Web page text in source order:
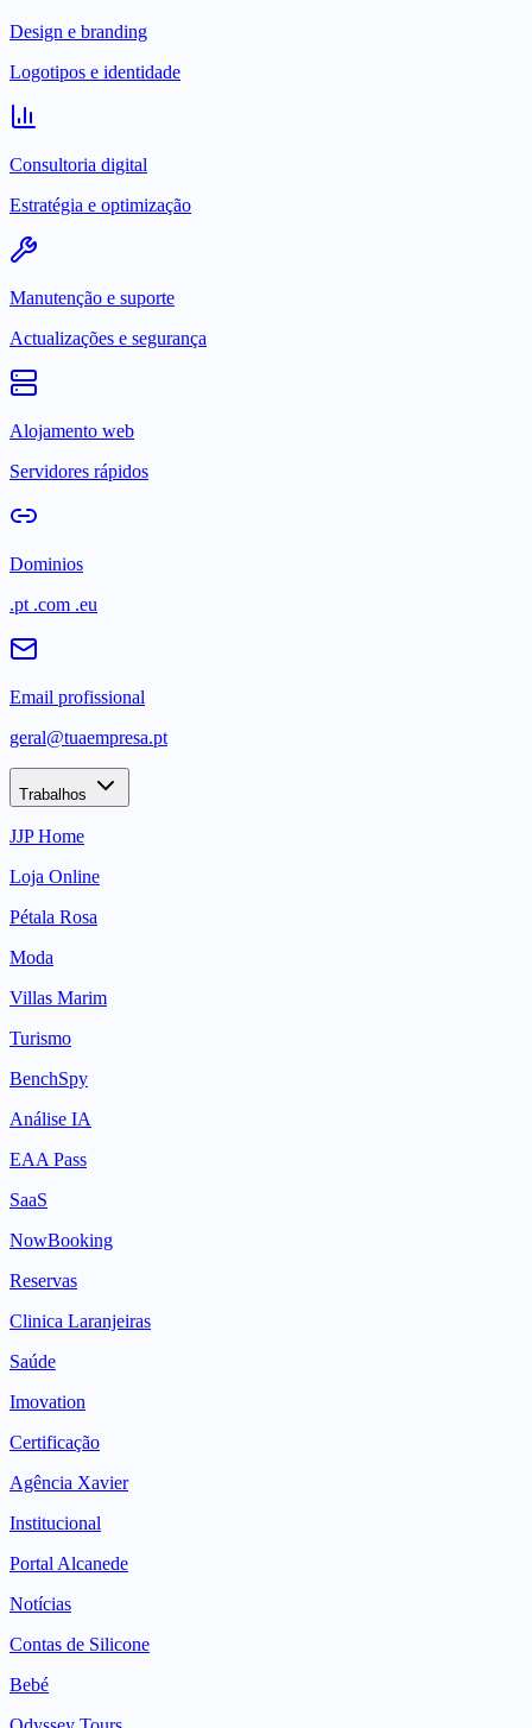
Design e branding
Logotipos e identidade
Consultoria digital
Estratégia e optimização
Manutenção e suporte
Actualizações e segurança
Alojamento web
Servidores rápidos
Dominios
.pt .com .eu
Email profissional
geral@tuaempresa.pt
Trabalhos
JJP Home
Loja Online
Pétala Rosa
Moda
Villas Marim
Turismo
BenchSpy
Análise IA
EAA Pass
SaaS
NowBooking
Reservas
Clinica Laranjeiras
Saúde
Imovation
Certificação
Agência Xavier
Institucional
Portal Alcanede
Notícias
Contas de Silicone
Bebé